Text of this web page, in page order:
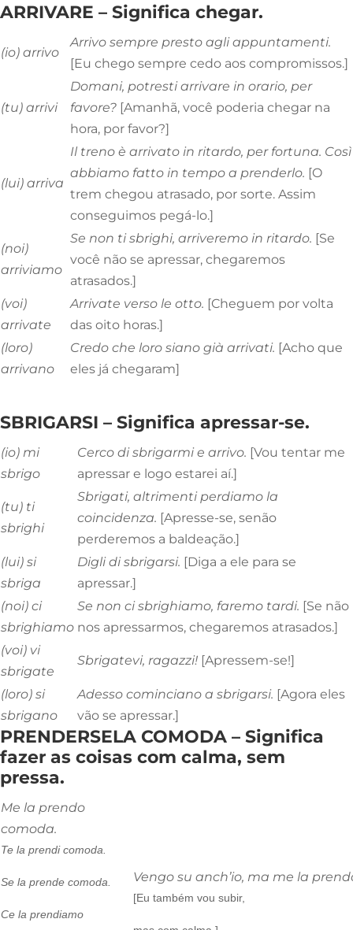
ARRIVARE – Significa chegar.
(io) arrivo
Arrivo sempre presto agli appuntamenti.
[Eu chego sempre cedo aos compromissos.]
(tu) arrivi
Domani, potresti arrivare in orario, per
favore? [Amanhã, você poderia chegar na
hora, por favor?]
(lui) arriva
Il treno è arrivato in ritardo, per fortuna. Così
abbiamo fatto in tempo a prenderlo. [O
trem chegou atrasado, por sorte. Assim
conseguimos pegá-lo.]
(noi)
arriviamo
Se non ti sbrighi, arriveremo in ritardo. [Se
você não se apressar, chegaremos
atrasados.]
(voi)
arrivate
Arrivate verso le otto. [Cheguem por volta
das oito horas.]
(loro)
arrivano
Credo che loro siano già arrivati. [Acho que
eles já chegaram]
SBRIGARSI – Significa apressar-se.
(io) mi
sbrigo
Cerco disbrigarmie arrivo. [Vou tentar me
apressar e logo estarei aí.]
(tu) ti
sbrighi
Sbrigati, altrimenti perdiamo la
coincidenza. [Apresse-se, senão
perderemos a baldeação.]
(lui) si
sbriga
Digli disbrigarsi. [Diga a ele para se
apressar.]
(noi) ci
sbrighiamo
Se non ci sbrighiamo, faremo tardi. [Se não
nos apressarmos, chegaremos atrasados.]
(voi) vi
sbrigate
Sbrigatevi, ragazzi! [Apressem-se!]
(loro) si
sbrigano
Adesso cominciano a sbrigarsi. [Agora eles
vão se apressar.]
PRENDERSELA COMODA – Significa
fazer as coisas com calma, sem
pressa.
Me la prendo
comoda.
Te la prendi comoda.
Se la prende comoda.
Ce la prendiamo
Vengo su anch’io, ma me la
[Eu também vou subir,